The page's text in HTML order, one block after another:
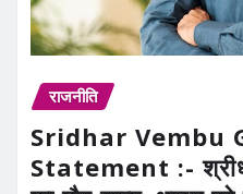
राजनीति
Sridhar Vembu
Statement :-